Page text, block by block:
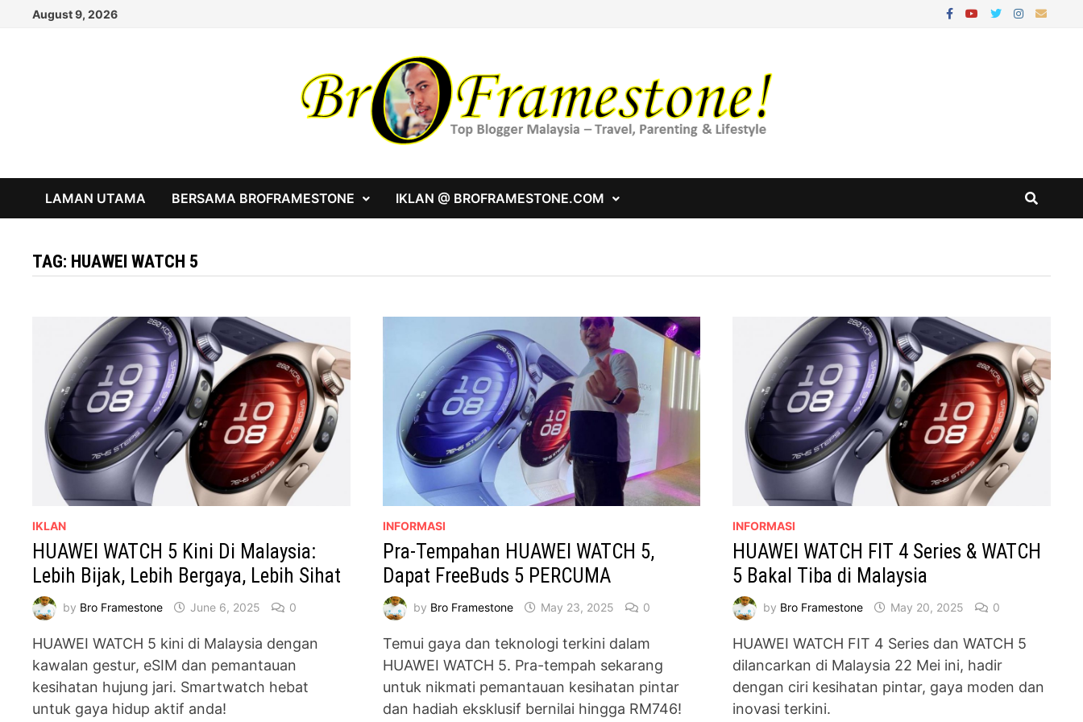
August 9, 2026
LAMAN UTAMA BERSAMA BROFRAMESTONE IKLAN @ BROFRAMESTONE.COM
TAG: HUAWEI WATCH 5
IKLAN
HUAWEI WATCH 5 Kini Di Malaysia:
Lebih Bijak, Lebih Bergaya, Lebih Sihat
by Bro Framestone June 6, 2025 0
HUAWEI WATCH 5 kini di Malaysia dengan
kawalan gestur, eSIM dan pemantauan
kesihatan hujung jari. Smartwatch hebat
untuk gaya hidup aktif anda!
INFORMASI
Pra-Tempahan HUAWEI WATCH 5,
Dapat FreeBuds 5 PERCUMA
by Bro Framestone May 23, 2025 0
Temui gaya dan teknologi terkini dalam
HUAWEI WATCH 5. Pra-tempah sekarang
untuk nikmati pemantauan kesihatan pintar
dan hadiah eksklusif bernilai hingga RM746!
INFORMASI
HUAWEI WATCH FIT 4 Series & WATCH
5 Bakal Tiba di Malaysia
by Bro Framestone May 20, 2025 0
HUAWEI WATCH FIT 4 Series dan WATCH 5
dilancarkan di Malaysia 22 Mei ini, hadir
dengan ciri kesihatan pintar, gaya moden dan
inovasi terkini.